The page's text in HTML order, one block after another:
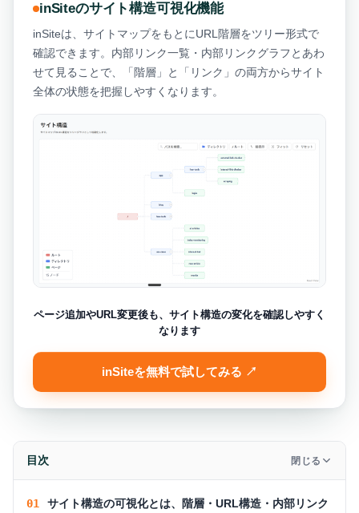
inSiteのサイト構造可視化機能
inSiteは、サイトマップをもとにURL階層をツリー形式で
確認できます。内部リンク一覧・内部リンクグラフとあわ
せて見ることで、「階層」と「リンク」の両方からサイト
全体の状態を把握しやすくなります。
ページ追加やURL変更後も、サイト構造の変化を確認しやすく
なります
inSiteを無料で試してみる ↗
目次 閉じる
サイト構造の可視化とは、階層・URL構造・内部リンク